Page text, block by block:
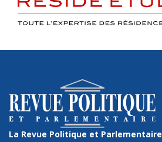
La Revue Politique et Parlementaire